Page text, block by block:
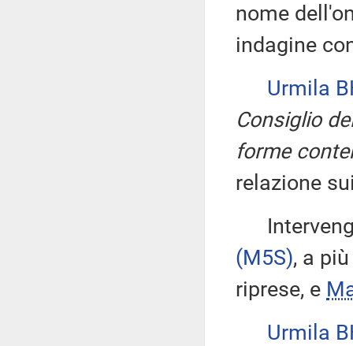
nome
indagine
Urmila
Consiglio
forme
relazione
(M5S), a
riprese, e
Urmila